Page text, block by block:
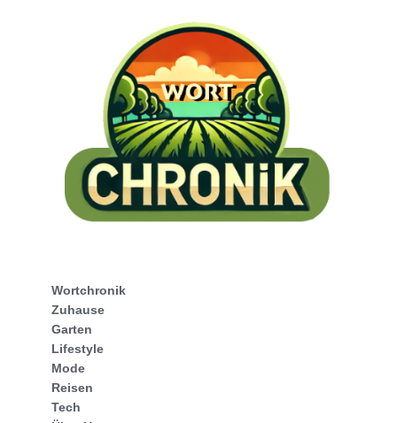
Wortchronik
Zuhause
Garten
Lifestyle
Mode
Reisen
Tech